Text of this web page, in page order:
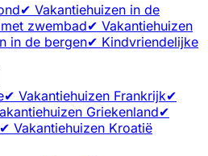
✔ Vakantiehuizen in de
zwembad✔ Vakantiehuizen
in de bergen✔ Kindvriendelijke
✔ Vakantiehuizen Frankrijk✔
Griekenland✔
✔ Vakantiehuizen Kroatië